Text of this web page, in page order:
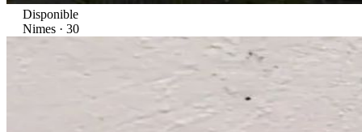
Disponible
Nimes · 30